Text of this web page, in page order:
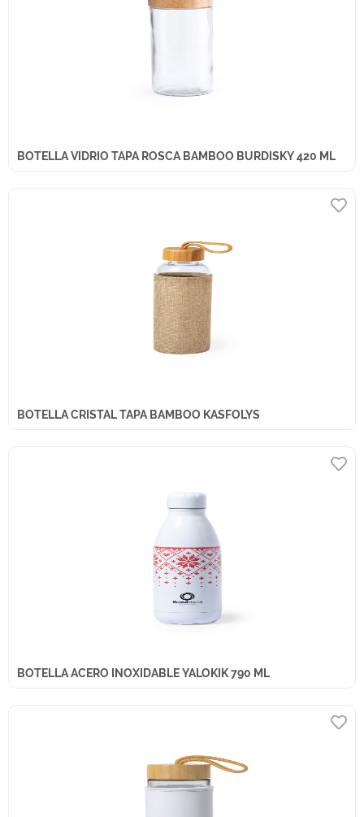
BOTELLA VIDRIO TAPA ROSCA BAMBOO BURDISKY 420 ML
BOTELLA CRISTAL TAPA BAMBOO KASFOLYS
BOTELLA ACERO INOXIDABLE YALOKIK 790 ML